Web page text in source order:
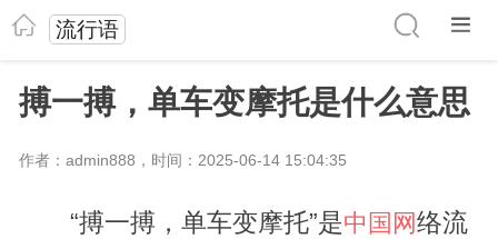
流行语
搏一搏，单车变摩托是什么意思
作者：admin888，时间：2025-06-14 15:04:35
“搏一搏，单车变摩托”是中国网络流